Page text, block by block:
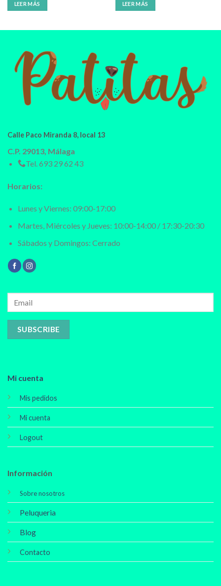
LEER MÁS LEER MÁS
Calle Paco Miranda 8, local 13
C.P. 29013, Málaga
Tel. 693 29 62 43
Horarios:
Lunes y Viernes: 09:00-17:00
Martes, Miércoles y Jueves: 10:00-14:00 / 17:30-20:30
Sábados y Domingos: Cerrado
Mi cuenta
Mis pedidos
Mi cuenta
Logout
Información
Sobre nosotros
Peluqueria
Blog
Contacto